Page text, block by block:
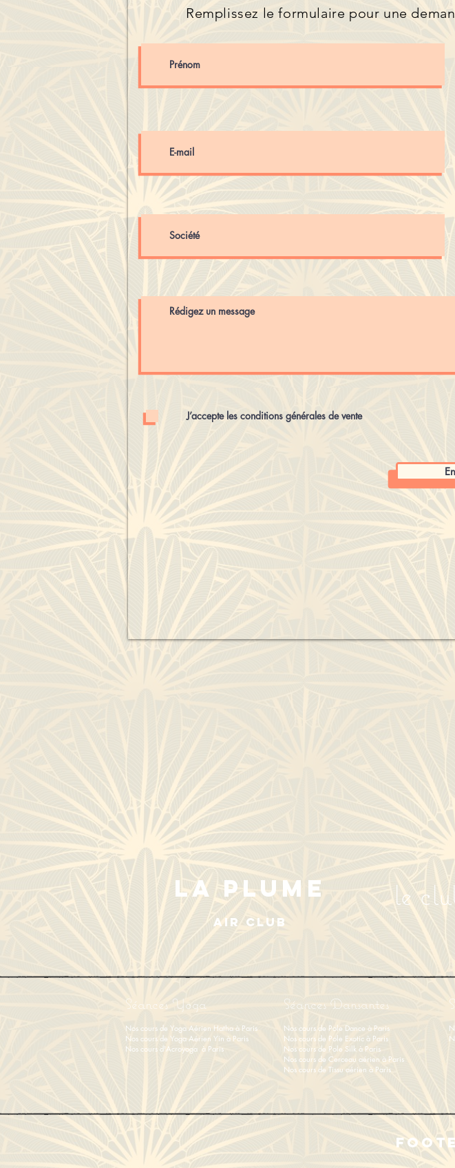
Remplissez le formulaire pour une
J’accepte les conditions générales de vente
LA PLUME
AIR CLUB
le
Séances Yoga Séances Dansantes
Nos cours de Yoga Aérien Hatha à Paris
Nos cours de Yoga Aérien Yin à Paris
Nos cours d'Acroyoga à Paris
Nos cours de Pole Dance à Paris
Nos cours de Pole Exotic à Paris
Nos cours de Pole Silk à Paris
Nos cours de Cerceau aérien à Paris
Nos cours de Tissu aérien à Paris